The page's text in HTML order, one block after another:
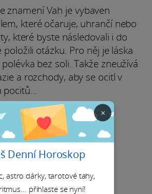
znamení Vah je vybaven
které očaruje, uhrančí nebo
které byste následovali i do
položili otázku. Pro něj je láska
bez soli. Takže zneužívá
a rozchody, aby se ocitl v
pocitů...
směsí štěstí a hněvu,
touhy a frustrace.
×
Denní Horoskop
astro dárky, tarotové tahy,
přihlaste se nyní!